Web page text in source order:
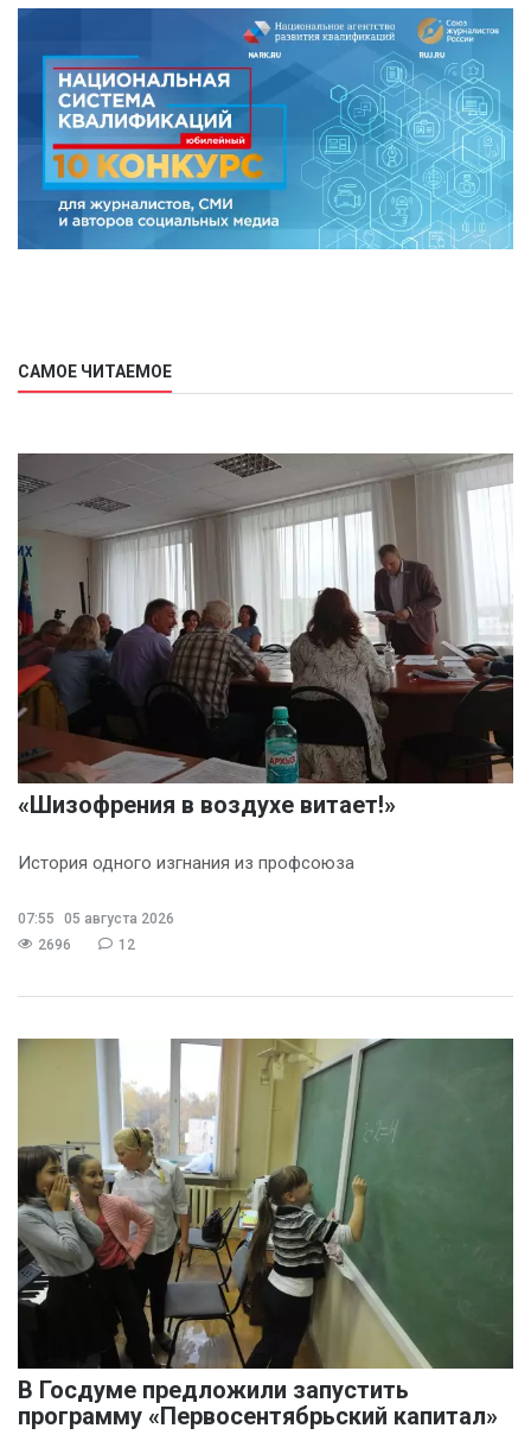
САМОЕ ЧИТАЕМОЕ
«Шизофрения в воздухе витает!»
История одного изгнания из профсоюза
07:55
05 августа 2026
2696
12
В Госдуме предложили запустить
программу «Первосентябрьский капитал»